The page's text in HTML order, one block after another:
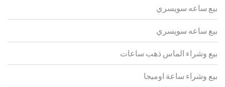
بيع ساعه سويسري
بيع ساعه سويسري
بيع وشراء الماس ذهب ساعات
بيع وشراء ساعة اوميجا